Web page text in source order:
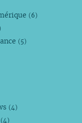
(6)
(5)
(4)
(4)